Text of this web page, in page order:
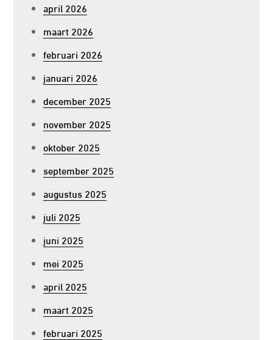
april 2026
maart 2026
februari 2026
januari 2026
december 2025
november 2025
oktober 2025
september 2025
augustus 2025
juli 2025
juni 2025
mei 2025
april 2025
maart 2025
februari 2025